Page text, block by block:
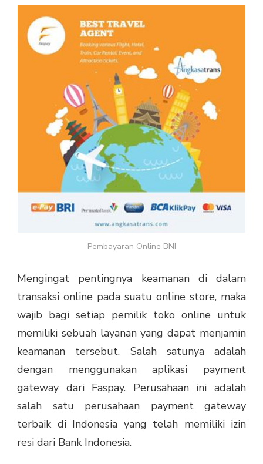
Pembayaran Online BNI
Mengingat pentingnya keamanan di dalam
transaksi online pada suatu online store, maka
wajib bagi setiap pemilik toko online untuk
memiliki sebuah layanan yang dapat menjamin
keamanan tersebut. Salah satunya adalah
dengan menggunakan aplikasi payment
gateway dari Faspay. Perusahaan ini adalah
salah satu perusahaan payment gateway
terbaik di Indonesia yang telah memiliki izin
resi dari Bank Indonesia.